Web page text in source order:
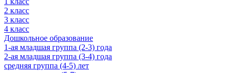
2 класс
3 класс
4 класс
Дошкольное образование
1-ая младшая группа (2-3) года
2-ая младшая группа (3-4) года
средняя группа (4-5) лет